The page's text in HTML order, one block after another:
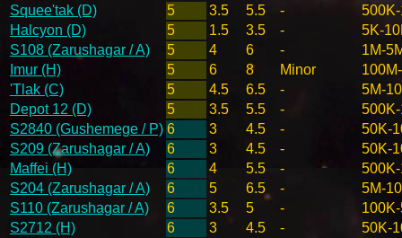
Squee'tak (D) 5 3.5 5.5 -
Halcyon (D)
5 1.5 3.5 -
5K-
S108 (Zarushagar / A)
5 4 6 -
1M-
Imur (H)
5 6 8 Minor
'Tlak (C)
5 4.5 6.5 -
5M-
Depot 12 (D)
5 3.5 5.5 -
S2840 (Gushemege / P) 6 3 4.5 -
50K-
S209 (Zarushagar / A)
6 3 4.5 -
50K-
Maffei (H)
6 4 5.5 -
S204 (Zarushagar / A)
6 5 6.5 -
5M-
S110 (Zarushagar / A)
6 3.5 5 -
S2712 (H)
6 3 4.5 -
50K-